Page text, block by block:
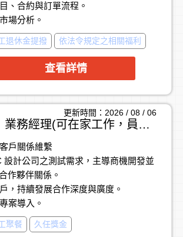
五｜週休二日
、合約與訂單流程。
場分析。
驗佳(或紡織製程採購)。
範製作能力。
退休金提撥 依法令規定之相關福利
查看詳情
【導電膠】業務經理(可在家工作，員工認股福利)
更新時間：2026 / 08 / 06
戶關係維繫
設計公司之測試需求，主導商機開發並
作夥伴關係。
，持續發展合作深度與廣度。
案導入。
解決方案之推廣，從客戶產品開發初期
產階段。
聚餐 久任獎金